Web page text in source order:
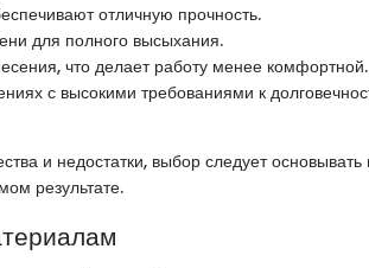
отличную прочность.
для полного высыхания.
что делает работу менее комфортной.
с высокими требованиями к
и недостатки, выбор следует основывать
результате.